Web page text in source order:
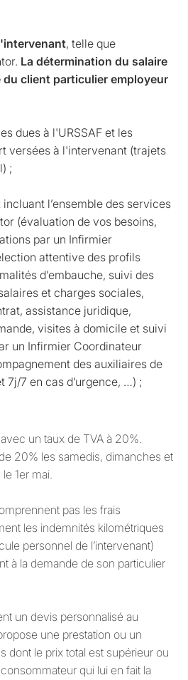
, telle que
La détermination du salaire
client particulier employeur
dues à l'URSSAF et les
versées à l'intervenant (trajets
;
incluant l’ensemble des services
(évaluation de vos besoins,
par un Infirmier
attentive des profils
d’embauche, suivi des
et charges sociales,
assistance juridique,
visites à domicile et suivi
un Infirmier Coordinateur
des auxiliaires de
7 en cas d’urgence, …) ;
un taux de TVA à 20%.
20% les samedis, dimanches et
1er mai.
pas les frais
les indemnités kilométriques
personnel de l’intervenant)
à la demande de son particulier
un devis personnalisé au
une prestation ou un
dont le prix total est supérieur ou
qui lui en fait la